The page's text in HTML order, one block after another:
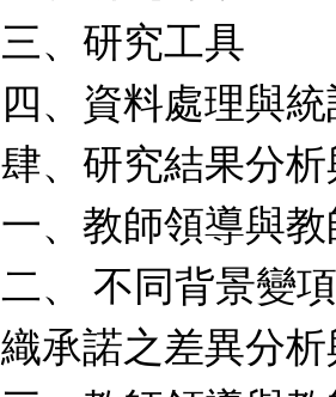
三、研究工具
四、資料處理與
肆、研究結果分
一、教師領導與
二、 不同背景變
織承諾之差異分